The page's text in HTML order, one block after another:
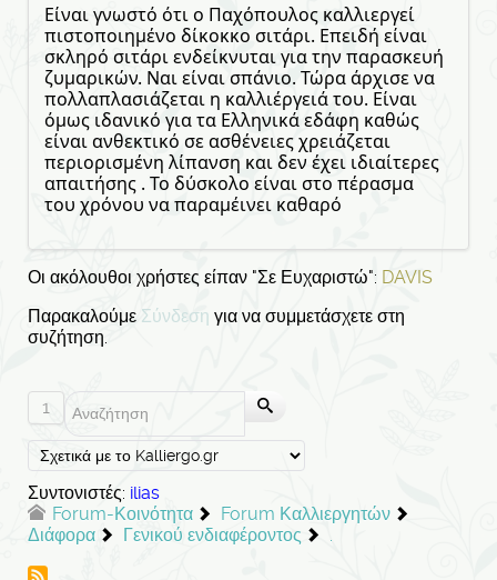
Είναι γνωστό ότι ο Παχόπουλος καλλιεργεί
πιστοποιημένο δίκοκκο σιτάρι. Επειδή είναι
σκληρό σιτάρι ενδείκνυται για την παρασκευή
ζυμαρικών. Ναι είναι σπάνιο. Τώρα άρχισε να
πολλαπλασιάζεται η καλλιέργειά του. Είναι
όμως ιδανικό για τα Ελληνικά εδάφη καθώς
είναι ανθεκτικό σε ασθένειες χρειάζεται
περιορισμένη λίπανση και δεν έχει ιδιαίτερες
απαιτήσης . Το δύσκολο είναι στο πέρασμα
του χρόνου να παραμέινει καθαρό
Οι ακόλουθοι χρήστες είπαν "Σε Ευχαριστώ": DAVIS
Παρακαλούμε Σύνδεση για να συμμετάσχετε στη
συζήτηση.
1
Συντονιστές: ilias
Forum-Κοινότητα
Forum Καλλιεργητών
Διάφορα
Γενικού ενδιαφέροντος .